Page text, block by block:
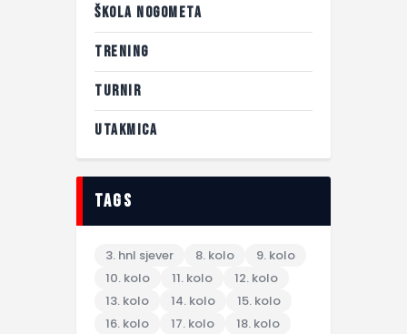
ŠKOLA NOGOMETA
TRENING
TURNIR
UTAKMICA
tags
3. hnl sjever 8. kolo
9. kolo
10. kolo
11. kolo
12. kolo
13. kolo
14. kolo
15. kolo
16. kolo
17. kolo
18. kolo